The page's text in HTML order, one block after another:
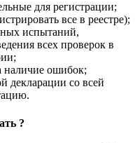
для регистрации;
все в реестре);
испытаний,
всех проверок в
наличие ошибок;
декларации со всей
?